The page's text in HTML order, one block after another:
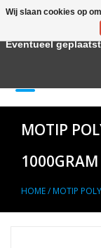
Autolak in Spuitbus
Lakstiften
MOTIP
1000GRAM
HOME/MOTIP
Wij slaan cookies op
← Keer terug naar
Eventueel